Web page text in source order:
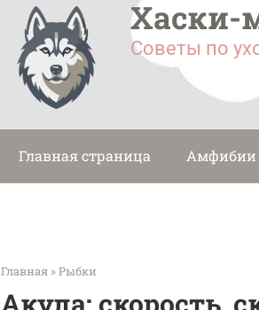
Хаски-
Советы по
Главная страница Амфибии
Главная »Рыбки